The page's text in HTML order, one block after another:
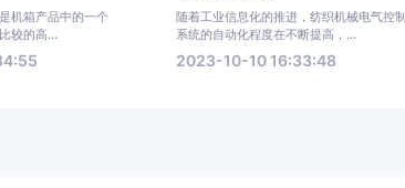
机箱产品中的一个
较的高...
随着工业信息化的推进，纺织机械电气控制
系统的自动化程度在不断提高，...
2023-10-10 16:33:48